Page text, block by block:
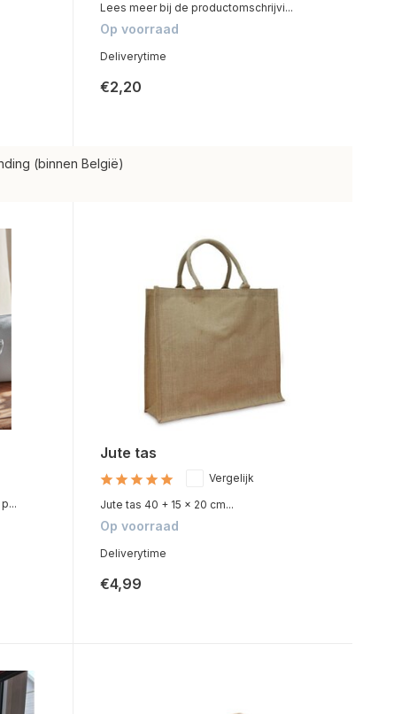
Lees meer bij de productomschrijvi...
Op voorraad
Deliverytime
€2,20
(binnen België)
Jute tas
Vergelijk
Jute tas 40 + 15 x 20 cm...
Op voorraad
Deliverytime
€4,99